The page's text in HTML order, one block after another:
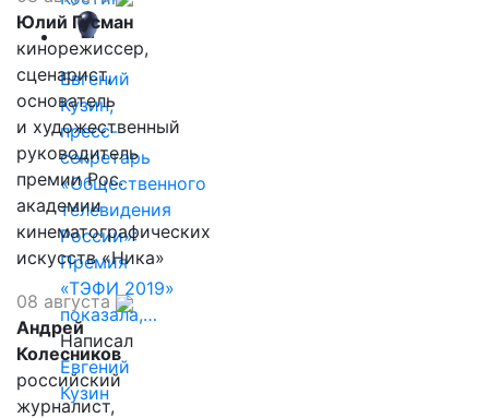
Евгений
Кузин,
пресс-
секретарь
«Общественного
телевидения
России»:
Премия
«ТЭФИ 2019»
показала,…
Написал
Евгений
Кузин
Юлий Гусман
кинорежиссер,
сценарист,
основатель
и художественный
руководитель
премии Рос.
академии
кинематографических
искусств «Ника»
08 августа
Андрей
Колесников
российский
журналист,